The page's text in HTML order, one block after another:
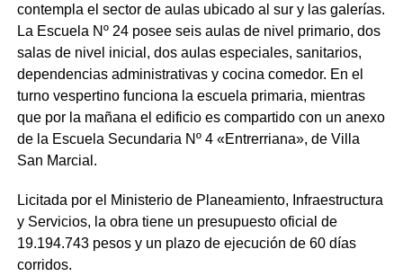
contempla el sector de aulas ubicado al sur y las galerías.
La Escuela Nº 24 posee seis aulas de nivel primario, dos
salas de nivel inicial, dos aulas especiales, sanitarios,
dependencias administrativas y cocina comedor. En el
turno vespertino funciona la escuela primaria, mientras
que por la mañana el edificio es compartido con un anexo
de la Escuela Secundaria Nº 4 «Entrerriana», de Villa
San Marcial.
Licitada por el Ministerio de Planeamiento, Infraestructura
y Servicios, la obra tiene un presupuesto oficial de
19.194.743 pesos y un plazo de ejecución de 60 días
corridos.